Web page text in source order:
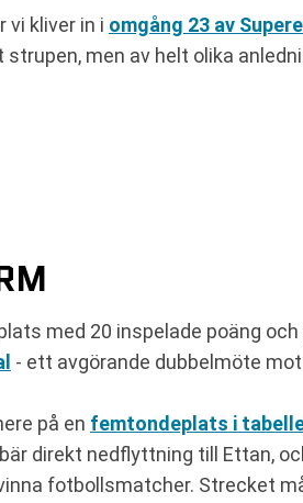
vi kliver in i omgång 23 av
men av helt olika
med 20 inspelade poäng
- ett avgörande dubbelmöte
på en femtondeplats i
direkt nedflyttning till Ettan,
fotbollsmatcher. Strecket